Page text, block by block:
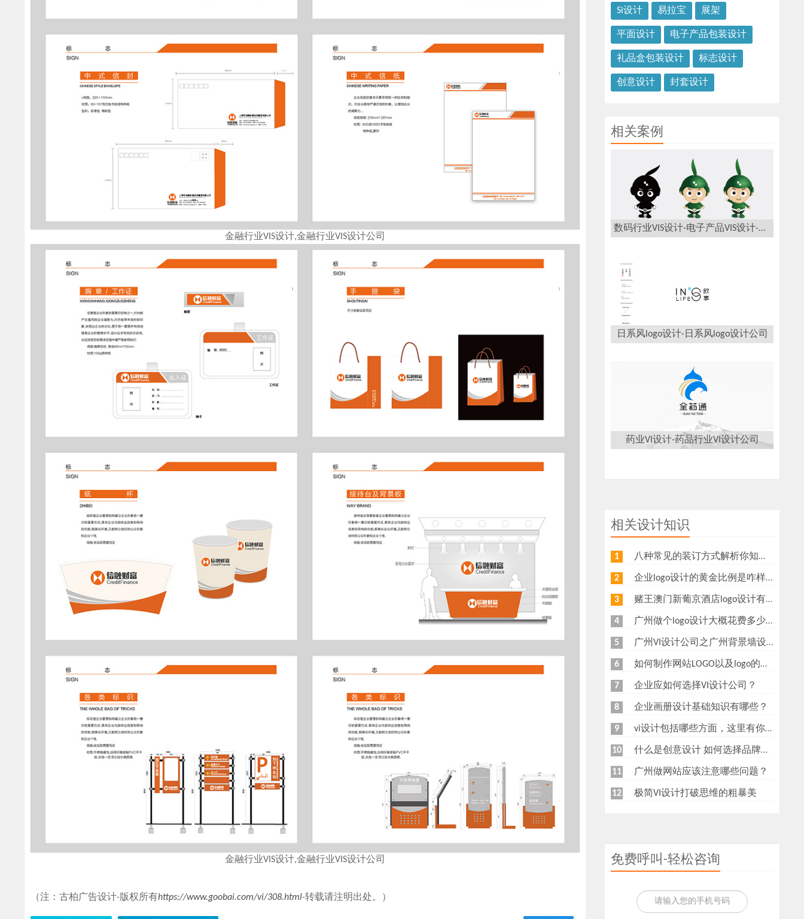
金融行业VIS设计,金融行业VIS设计公司
金融行业VIS设计,金融行业VIS设计公司
（注：古柏广告设计-版权所有https://www.goobai.com/vi/308.html-转载请注明出处。）
Si设计 易拉宝 展架
平面设计 电子产品包装设计
礼品盒包装设计 标志设计
创意设计 封套设计
相关案例
数码行业VIS设计-电子产品VIS设计-绿森数码VI设计公司
日系风logo设计-日系风logo设计公司
药业VI设计-药品行业VI设计公司
相关设计知识
1 八种常见的装订方式解析你知道几种？画册装订方式指南
2 企业logo设计的黄金比例是咋样？
3 赌王澳门新葡京酒店logo设计有什么意义？为什么新葡京酒店logo要做金色主调？
4 广州做个logo设计大概花费多少钱
5 广州VI设计公司之广州背景墙设计多少钱？广州形象墙制作公司怎么收费？
6 如何制作网站LOGO以及logo的重要性
7 企业应如何选择VI设计公司？
8 企业画册设计基础知识有哪些？
9 vi设计包括哪些方面，这里有你想知道的
10 什么是创意设计 如何选择品牌创意设计公司
11 广州做网站应该注意哪些问题？
12 极简VI设计打破思维的粗暴美
免费呼叫-轻松咨询